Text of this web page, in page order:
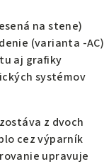
na stene)
(varianta -AC)
aj grafiky
systémov
z dvoch
cez výparník
upravuje